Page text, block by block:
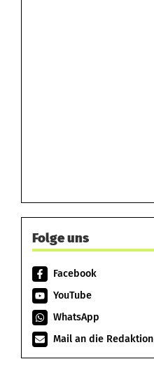
Folge uns
Facebook
YouTube
WhatsApp
Mail an die Redaktion